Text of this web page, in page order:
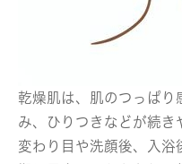
乾燥肌は、肌のつっぱり
み、ひりつきなどが続き
変わり目や洗顔後、入浴